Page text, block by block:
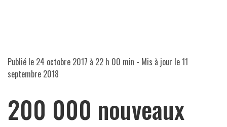
Publié le 24 octobre 2017 à 22 h 00 min - Mis à jour le11
septembre 2018
200 000 nouveaux